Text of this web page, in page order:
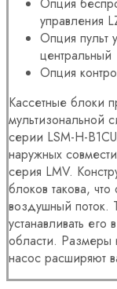
управления
Опция пульт
центральный
Опция
Кассетные блоки
мультизональной
серии LSM-H-
наружных
серия LMV.
блоков такова,
воздушный поток.
устанавливать
области. Размеры
насос расширяют